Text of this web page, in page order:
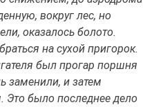
вокруг лес, но
оказалось болото.
на сухой пригорок.
был прогар поршня
заменили, и затем
Это было последнее дело